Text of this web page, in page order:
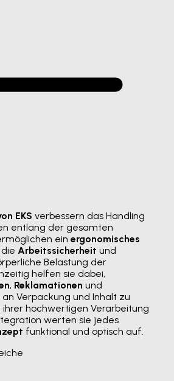
EKS verbessern das Handling
entlang der gesamten
ein ergonomisches
Arbeitssicherheit und
Belastung der
helfen sie dabei,
, Reklamationen und
Verpackung und Inhalt zu
ihrer hochwertigen Verarbeitung
werten sie jedes
funktional und optisch auf.